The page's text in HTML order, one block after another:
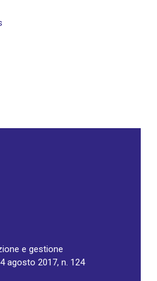
e gestione
agosto 2017, n. 124